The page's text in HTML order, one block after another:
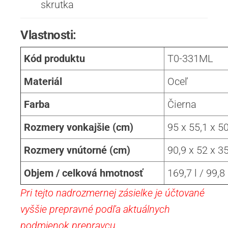
skrutka
Vlastnosti:
Kód produktu
T0-331ML
Materiál
Oceľ
Farba
Čierna
Rozmery vonkajšie (cm)
95 x 55,1 x
Rozmery vnútorné (cm)
90,9 x 52 x
Objem / celková hmotnosť
169,7 l / 99,8
Pri tejto nadrozmernej zásielke je účtované
vyššie prepravné podľa aktuálnych
podmienok prepravcu.